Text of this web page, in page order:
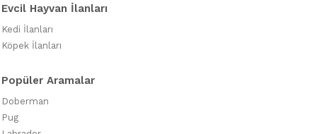
Evcil Hayvan İlanları
Kedi İlanları
Köpek İlanları
Popüler Aramalar
Doberman
Pug